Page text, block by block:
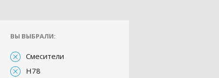
ВЫ ВЫБРАЛИ:
Смесители
H78